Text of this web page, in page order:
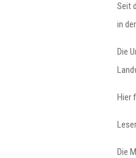
Seit
in
Die
Hier
Die